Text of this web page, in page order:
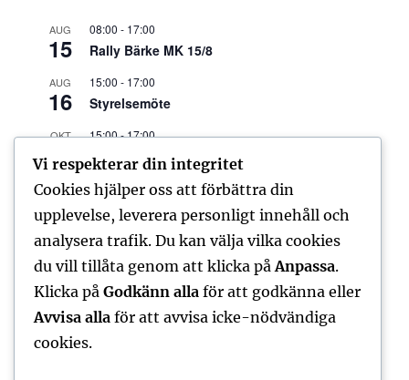
AUG
15
08:00 - 17:00
Rally Bärke MK 15/8
AUG
16
15:00 - 17:00
Styrelsemöte
OKT
18
15:00-17:00
Styrelsemöte
DEC
6
15:00-17:00
Styrelsemöte
Visa kalender
FORUM – SENASTE INLÄGGEN
Vi respekterar din integritet
Cookies hjälper oss att förbättra din
upplevelse, leverera personligt innehåll och
analysera trafik. Du kan välja vilka cookies
du vill tillåta genom att klicka på Anpassa.
Klicka på Godkänn alla för att godkänna eller
Avvisa alla för att avvisa icke-nödvändiga
cookies.